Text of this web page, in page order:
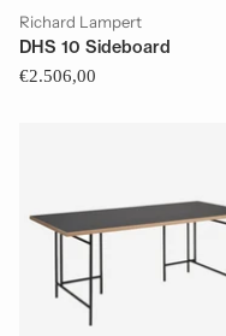
Richard Lampert
DHS 10 Sideboard
€2.506,00